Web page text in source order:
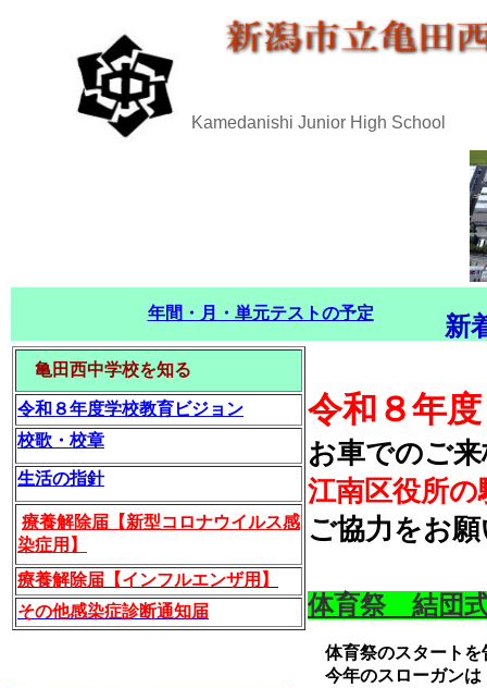
Kamedanishi Junior High School
新
令和８年
お車でのご
江南区役所
ご協力をお
体育祭 結団
体育祭のスタートを
今年のスローガンは
年間・月・単元テストの予定
亀田西中学校を知る
令和８年度学校教育ビジョン
校歌・校章
生活の指針
療養解除届【新型コロナウイルス感
染症用】
療養解除届【インフルエンザ用】
その他感染症診断通知届